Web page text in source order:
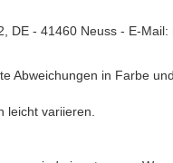
DE - 41460 Neuss - E-
Abweichungen in Farbe
leicht variieren.